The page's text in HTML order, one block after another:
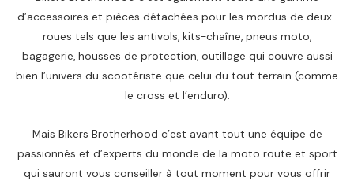
d’accessoires et pièces détachées pour les mordus de deux-
roues tels que les antivols, kits-chaîne, pneus moto,
bagagerie, housses de protection, outillage qui couvre aussi
bien l’univers du scootériste que celui du tout terrain (comme
le cross et l’enduro).
Mais Bikers Brotherhood c’est avant tout une équipe de
passionnés et d’experts du monde de la moto route et sport
qui sauront vous conseiller à tout moment pour vous offrir